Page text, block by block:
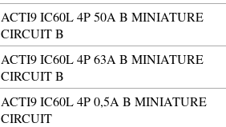
ACTI9 IC60L 4P 50A B MINIATURE
CIRCUIT B
ACTI9 IC60L 4P 63A B MINIATURE
CIRCUIT B
ACTI9 IC60L 4P 0,5A B MINIATURE
CIRCUIT